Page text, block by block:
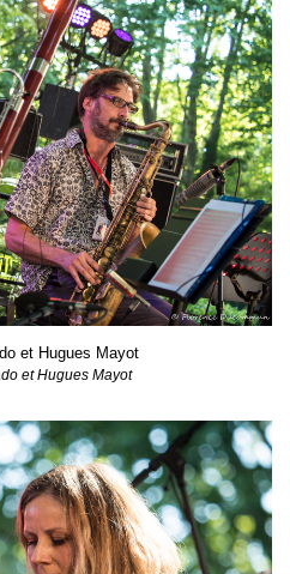
et Hugues Mayot
et Hugues Mayot